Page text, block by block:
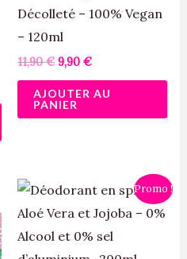
Décolleté – 100% Vegan
– 120ml
11,90€ 9,90 €
AJOUTER AU
PANIER
produit
a
Promo !
Le
prix
initial
4,90 €.
Le
prix
actuel
3,50 €.